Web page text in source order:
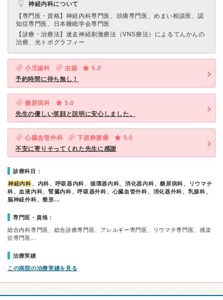
神経内科について
【専門医・資格】 神経内科専門医、頭痛専門医、めまい相談医、認
知症専門医、日本睡眠学会専門医
【診療・治療法】 迷走神経刺激療法（VNS療法）によるてんかんの
治療、光トポグラフィー
小児歯科 虫歯
5.0
予約時間に待ち無し！
糖尿病科
5.0
先生の優しい笑顔と説明に安心しました。
心臓血管外科 下肢静脈瘤
5.0
不安に寄りそってくれた先生に感謝
診療科目：
神経内科 、内科、呼吸器内科、循環器内科、消化器内科、糖尿病科、リウマチ
科、血液内科、腎臓内科、呼吸器外科、心臓血管外科、消化器外科、乳腺科、
脳神経外科、整形…
専門医・資格：
総合内科専門医、総合診療専門医、アレルギー専門医、リウマチ専門医、感染
症専門医…
治療実績
この病院の治療実績を見る